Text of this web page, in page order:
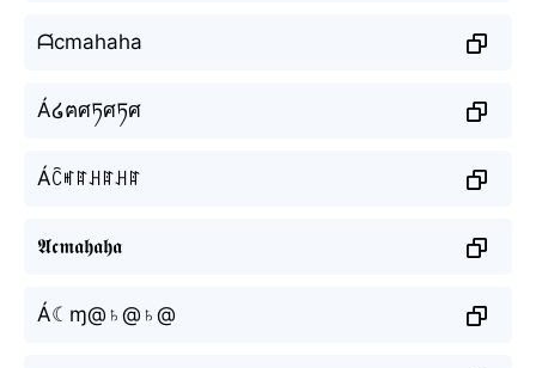
ᗩ́cmahaha
Á໒ฅศཏศཏศ
Áꉓꎭꍏꃅꍏꃅꍏ
𝕬́𝖈𝖒𝖆𝖍𝖆𝖍𝖆
Á☾ɱ@♄@♄@